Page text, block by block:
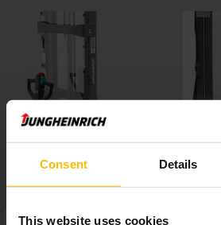
Consent Details
This website uses cookies